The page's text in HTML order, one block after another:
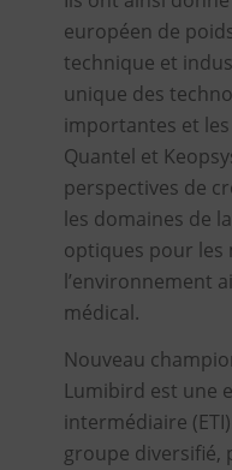
européen de
technique et
unique des
importantes et
Quantel et
perspectives de
les domaines de
optiques pour les
l’environnement
médical.
Nouveau
Lumibird est une
intermédiaire
groupe diversifié,